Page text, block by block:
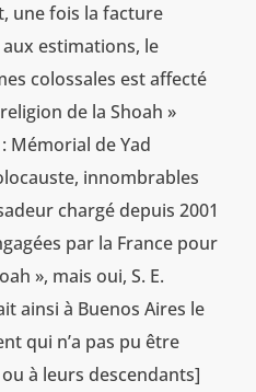
une fois la facture
estimations, le
colossales est affecté
de la Shoah »
Mémorial de Yad
innombrables
chargé depuis 2001
par la France pour
», mais oui, S. E.
ainsi à Buenos Aires le
qui n’a pas pu être
à leurs descendants]